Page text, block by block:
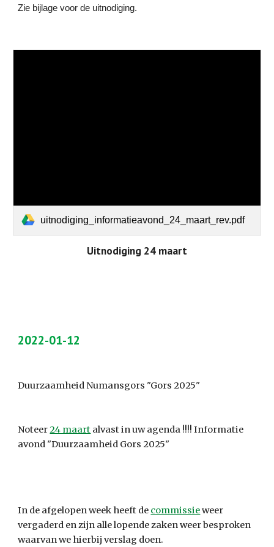
Zie bijlage voor de uitnodiging.
uitnodiging_informatieavond_24_maart_rev.pdf
Uitnodiging 24 maart
2022-01-12
Duurzaamheid Numansgors "Gors 2025"
Noteer 24 maart alvast in uw agenda !!!! Informatie
avond "Duurzaamheid Gors 2025"
In de afgelopen week heeft de commissie weer
vergaderd en zijn alle lopende zaken weer besproken
waarvan we hierbij verslag doen.